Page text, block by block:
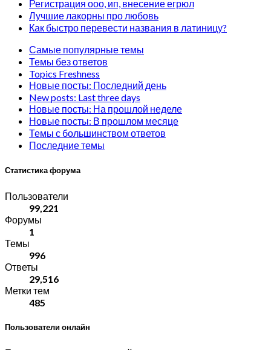
Регистрация ооо, ип, внесение егрюл
Лучшие лакорны про любовь
Как быстро перевести названия в латиницу?
Самые популярные темы
Темы без ответов
Topics Freshness
Новые посты: Последний день
New posts: Last three days
Новые посты: На прошлой неделе
Новые посты: В прошлом месяце
Темы с большинством ответов
Последние темы
Статистика форума
Пользователи
99,221
Форумы
1
Темы
996
Ответы
29,516
Метки тем
485
Пользователи онлайн